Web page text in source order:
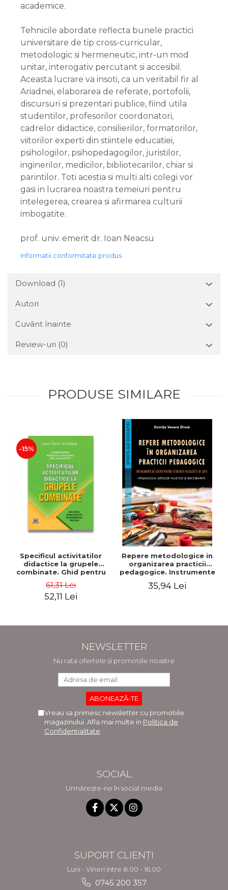
academice.
Tehnicile abordate reflecta bunele practici
universitare de tip cross-curricular,
metodologic si hermeneutic, intr-un mod
unitar, interogativ percutant si accesibil.
Aceasta lucrare va insoti, ca un veritabil fir al
Ariadnei, elaborarea de referate, portofolii,
discursuri si prezentari publice, fiind utila
studentilor, profesorilor coordonatori,
cadrelor didactice, consilierilor, formatorilor,
viitorilor experti din stiintele educatiei,
psihologilor, psihopedagogilor, juristilor,
inginerilor, medicilor, bibliotecarilor, chiar si
parintilor. Toti acestia si multi alti colegi vor
gasi in lucrarea noastra temeiuri pentru
intelegerea, crearea si afirmarea culturii
imbogatite.
prof. univ. emerit dr. Ioan Neacsu
Informatii conformitate produs
Download (1)
Autori
Cuvânt înainte
Review-uri (0)
PRODUSE SIMILARE
-15%
Specificul activitatilor
didactice la grupele
combinate. Ghid pentru
cadrele didactice din
invatamantul prescolar -
Horatiu Catalano, Ion
61,31 Lei
52,11 Lei
Repere metodologice in
organizarea practicii
pedagogice. Instrumente
de lucru pentru studentii
facultatii de arte.
35,94 Lei
NEWSLETTER
Nu rata ofertele și promoțiile noastre
Vreau sa primesc newsletter cu promotiile
magazinului. Afla mai multe in Politica de
Confidentialitate
SOCIAL
Urmărește-ne în social media
SUPORT CLIENȚI
Luni - Vineri intre 8.00 - 16.00
0745 200 357